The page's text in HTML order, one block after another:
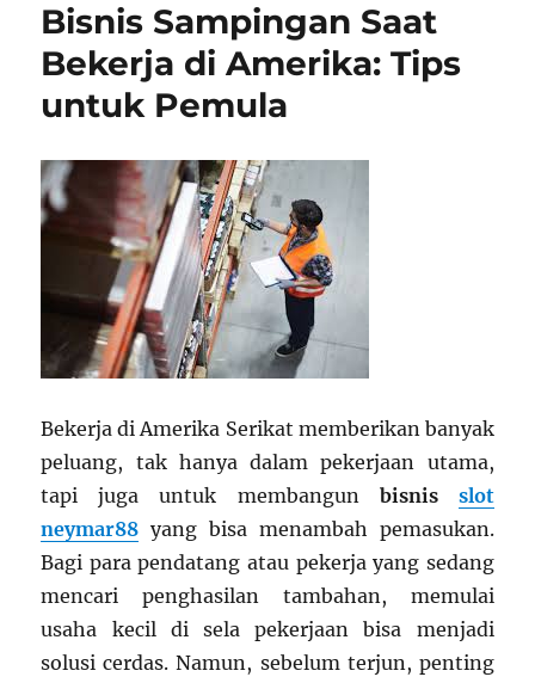
Bisnis Sampingan Saat
Bekerja di Amerika: Tips
untuk Pemula
Bekerja di Amerika Serikat memberikan banyak
peluang, tak hanya dalam pekerjaan utama,
tapi juga untuk membangun bisnis slot
neymar88 yang bisa menambah pemasukan.
Bagi para pendatang atau pekerja yang sedang
mencari penghasilan tambahan, memulai
usaha kecil di sela pekerjaan bisa menjadi
solusi cerdas. Namun, sebelum terjun, penting